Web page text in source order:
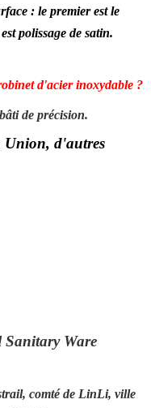
: le premier est le
polissage de satin.
d'acier inoxydable ?
de précision.
Union, d'autres
Sanitary Ware
comté de LinLi, ville